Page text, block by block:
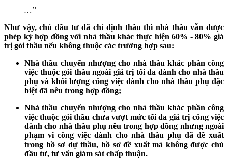
…”
Như vậy, chủ đầu tư đã chỉ định thầu thì nhà thầu vẫn được
phép ký hợp đồng với nhà thầu khác thực hiện 60% - 80% giá
trị gói thầu nếu không thuộc các trường hợp sau:
Nhà thầu chuyển nhượng cho nhà thầu khác phần công
việc thuộc gói thầu ngoài giá trị tối đa dành cho nhà thầu
phụ và khối lượng công việc dành cho nhà thầu phụ đặc
biệt đã nêu trong hợp đồng;
Nhà thầu chuyển nhượng cho nhà thầu khác phần công
việc thuộc gói thầu chưa vượt mức tối đa giá trị công việc
dành cho nhà thầu phụ nêu trong hợp đồng nhưng ngoài
phạm vi công việc dành cho nhà thầu phụ đã đề xuất
trong hồ sơ dự thầu, hồ sơ đề xuất mà không được chủ
đầu tư, tư vấn giám sát chấp thuận.